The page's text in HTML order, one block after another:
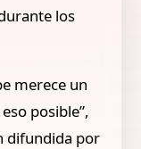
los
merece un
posible”,
difundida por